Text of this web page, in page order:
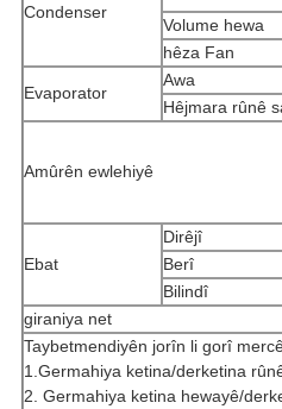
Condenser
Volume hewa
hêza Fan
Evaporator
Awa
Hêjmara rûnê
Amûrên ewlehiyê
Ebat
Dirêjî
Berî
Bilindî
giraniya net
Taybetmendiyên jorîn li gorî
1.Germahiya ketina/derketina
2. Germahiya ketina hewayê/